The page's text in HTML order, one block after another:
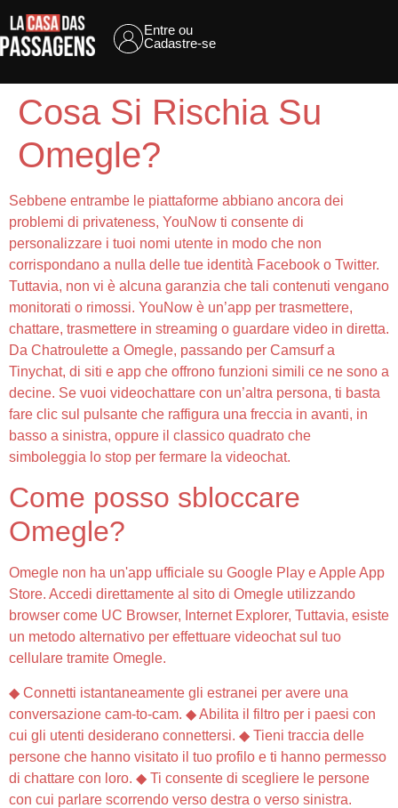
Entre ou
Cadastre-se
Cosa Si Rischia Su
Omegle?
Sebbene entrambe le piattaforme abbiano ancora dei
problemi di privateness, YouNow ti consente di
personalizzare i tuoi nomi utente in modo che non
corrispondano a nulla delle tue identità Facebook o Twitter.
Tuttavia, non vi è alcuna garanzia che tali contenuti vengano
monitorati o rimossi. YouNow è un’app per trasmettere,
chattare, trasmettere in streaming o guardare video in diretta.
Da Chatroulette a Omegle, passando per Camsurf a
Tinychat, di siti e app che offrono funzioni simili ce ne sono a
decine. Se vuoi videochattare con un’altra persona, ti basta
fare clic sul pulsante che raffigura una freccia in avanti, in
basso a sinistra, oppure il classico quadrato che
simboleggia lo stop per fermare la videochat.
Come posso sbloccare
Omegle?
Omegle non ha un'app ufficiale su Google Play e Apple App
Store. Accedi direttamente al sito di Omegle utilizzando
browser come UC Browser, Internet Explorer, Tuttavia, esiste
un metodo alternativo per effettuare videochat sul tuo
cellulare tramite Omegle.
◆ Connetti istantaneamente gli estranei per avere una
conversazione cam-to-cam. ◆ Abilita il filtro per i paesi con
cui gli utenti desiderano connettersi. ◆ Tieni traccia delle
persone che hanno visitato il tuo profilo e ti hanno permesso
di chattare con loro. ◆ Ti consente di scegliere le persone
con cui parlare scorrendo verso destra o verso sinistra.